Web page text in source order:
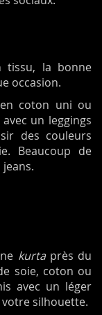
tissu, la bonne
occasion.
coton uni ou
un leggings
des couleurs
Beaucoup de
kurtaprès du
soie, coton ou
avec un léger
votre silhouette.